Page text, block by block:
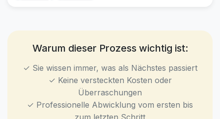
Warum dieser Prozess wichtig ist:
✓ Sie wissen immer, was als Nächstes passiert
✓ Keine versteckten Kosten oder
Überraschungen
✓ Professionelle Abwicklung vom ersten bis
zum letzten Schritt